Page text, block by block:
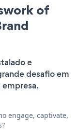
of
e
desafio em
engage, captivate,